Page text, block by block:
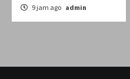
9 jam ago admin